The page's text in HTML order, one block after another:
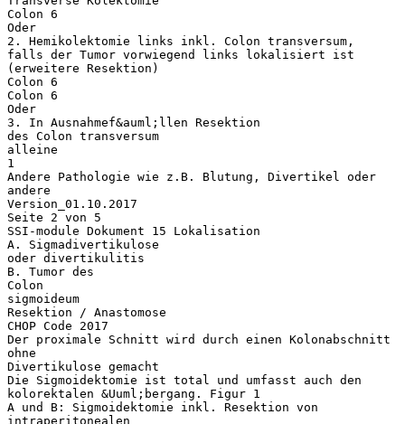
Colon 6
Oder
2. Hemikolektomie links inkl. Colon transversum,
falls der Tumor vorwiegend links lokalisiert ist
(erweitere Resektion)
Colon 6
Colon 6
Oder
3. In Ausnahmef&auml;llen Resektion
des Colon transversum
alleine
1
Andere Pathologie wie z.B. Blutung, Divertikel oder
andere
Version_01.10.2017
Seite 2 von 5
SSI-module Dokument 15 Lokalisation
A. Sigmadivertikulose
oder divertikulitis
B. Tumor des
Colon
sigmoideum
Resektion / Anastomose
CHOP Code 2017
Der proximale Schnitt wird durch einen Kolonabschnitt
ohne
Divertikulose gemacht
Die Sigmoidektomie ist total und umfasst auch den
kolorektalen &Uuml;bergang. Figur 1
A und B: Sigmoidektomie inkl. Resektion von
intraperitonealen